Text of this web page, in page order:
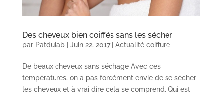
Des cheveux bien coiffés sans les sécher
par Patdulab| Juin 22, 2017| Actualité coiffure
De beaux cheveux sans séchage Avec ces
températures, on a pas forcément envie de se sécher
les cheveux et à vrai dire cela se comprend. Qui est